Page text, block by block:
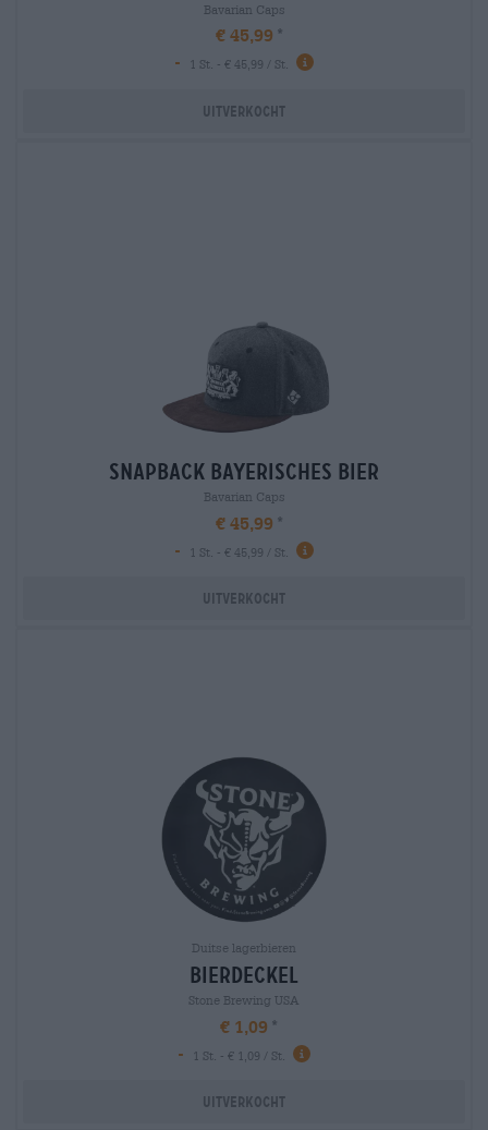
Bavarian Caps
€ 45,99
-
1 St. - € 45,99 / St.
Uitverkocht
snapback bayerisches bier
Bavarian Caps
€ 45,99
-
1 St. - € 45,99 / St.
Uitverkocht
Duitse lagerbieren
bierdeckel
Stone Brewing USA
€ 1,09
-
1 St. - € 1,09 / St.
Uitverkocht